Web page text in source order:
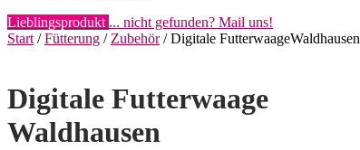
Lieblingsprodukt ... nicht gefunden? Mail uns!
Start /Fütterung / Zubehör/ Digitale FutterwaageWaldhausen
Digitale Futterwaage
Waldhausen